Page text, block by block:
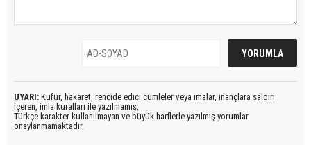
UYARI: Küfür, hakaret, rencide edici cümleler veya imalar, inançlara saldırı
içeren, imla kuralları ile yazılmamış,
Türkçe karakter kullanılmayan ve büyük harflerle yazılmış yorumlar
onaylanmamaktadır.